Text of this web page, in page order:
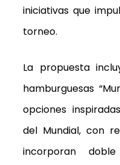
iniciativas que
torneo.
La propuesta
hamburguesas
opciones
del Mundial, con
incorporan